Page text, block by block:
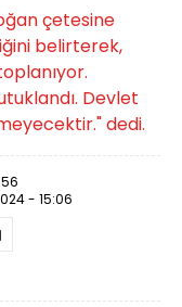
çetesine
belirterek,
Devlet
dedi.
- 15:06